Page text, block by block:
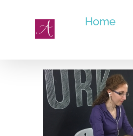
Home